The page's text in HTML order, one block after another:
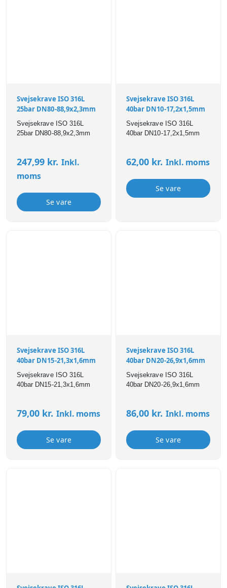
Svejsekrave ISO 316L
25bar DN80-88,9x2,3mm
Svejsekrave ISO 316L
25bar DN80-88,9x2,3mm
247,99 kr. Inkl.
moms
Se vare
Svejsekrave ISO 316L
40bar DN10-17,2x1,5mm
Svejsekrave ISO 316L
40bar DN10-17,2x1,5mm
62,00 kr. Inkl. moms
Se vare
Svejsekrave ISO 316L
40bar DN15-21,3x1,6mm
Svejsekrave ISO 316L
40bar DN15-21,3x1,6mm
79,00 kr. Inkl. moms
Se vare
Svejsekrave ISO 316L
40bar DN20-26,9x1,6mm
Svejsekrave ISO 316L
40bar DN20-26,9x1,6mm
86,00 kr. Inkl. moms
Se vare